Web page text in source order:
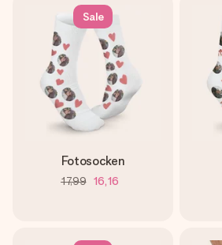
Sale
Fotosocken
17,99 16,16